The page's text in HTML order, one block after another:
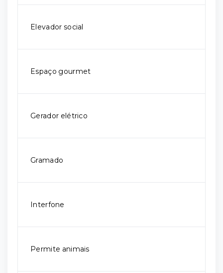
Elevador social
Espaço gourmet
Gerador elétrico
Gramado
Interfone
Permite animais